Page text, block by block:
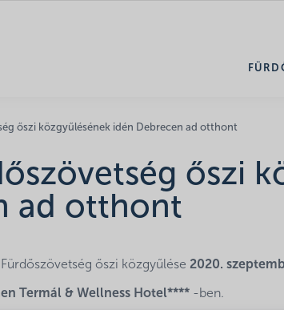
őszi közgyűlésének idén Debrecen ad otthont
őszi
ad otthont
őszi közgyűlése 2020.
Termál & Wellness Hotel**** -ben.